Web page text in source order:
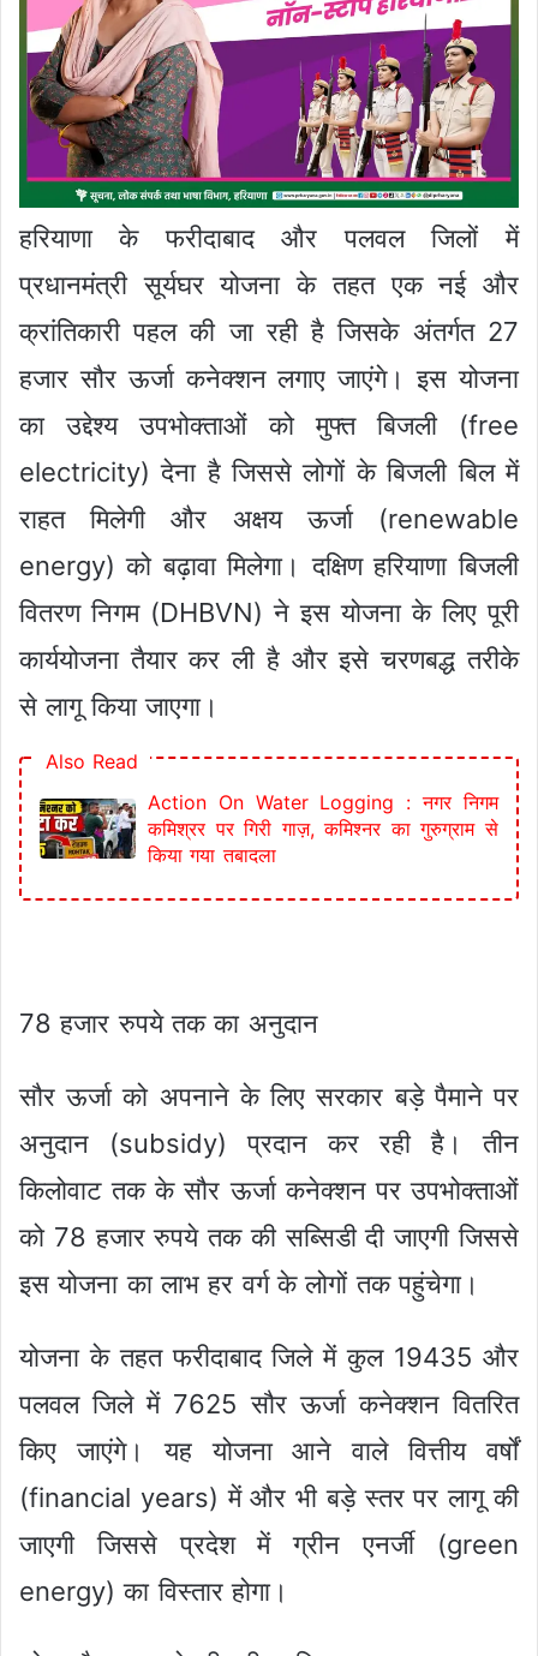
हरियाणा के फरीदाबाद और पलवल जिलों में
प्रधानमंत्री सूर्यघर योजना के तहत एक नई और
क्रांतिकारी पहल की जा रही है जिसके अंतर्गत 27
हजार सौर ऊर्जा कनेक्शन लगाए जाएंगे। इस योजना
का उद्देश्य उपभोक्ताओं को मुफ्त बिजली (free
electricity) देना है जिससे लोगों के बिजली बिल में
राहत मिलेगी और अक्षय ऊर्जा (renewable
energy) को बढ़ावा मिलेगा। दक्षिण हरियाणा बिजली
वितरण निगम (DHBVN) ने इस योजना के लिए पूरी
कार्ययोजना तैयार कर ली है और इसे चरणबद्ध तरीके
से लागू किया जाएगा।
Also Read
Action On Water Logging : नगर निगम
कमिश्रर पर गिरी गाज़, कमिश्नर का गुरुग्राम से
किया गया तबादला
78 हजार रुपये तक का अनुदान
सौर ऊर्जा को अपनाने के लिए सरकार बड़े पैमाने पर
अनुदान (subsidy) प्रदान कर रही है। तीन
किलोवाट तक के सौर ऊर्जा कनेक्शन पर उपभोक्ताओं
को 78 हजार रुपये तक की सब्सिडी दी जाएगी जिससे
इस योजना का लाभ हर वर्ग के लोगों तक पहुंचेगा।
योजना के तहत फरीदाबाद जिले में कुल 19435 और
पलवल जिले में 7625 सौर ऊर्जा कनेक्शन वितरित
किए जाएंगे। यह योजना आने वाले वित्तीय वर्षों
(financial years) में और भी बड़े स्तर पर लागू की
जाएगी जिससे प्रदेश में ग्रीन एनर्जी (green
energy) का विस्तार होगा।